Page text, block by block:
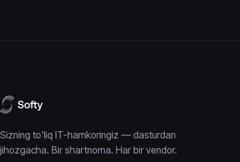
Sizning to'liq IT-hamkoringiz — dasturdan
jihozgacha. Bir shartnoma. Har bir vendor.